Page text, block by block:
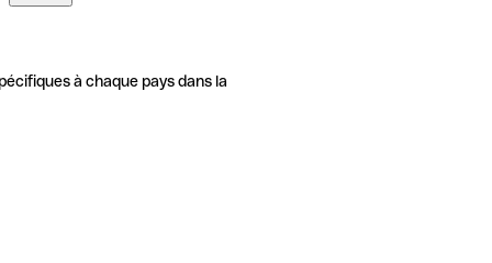
à chaque pays dans la